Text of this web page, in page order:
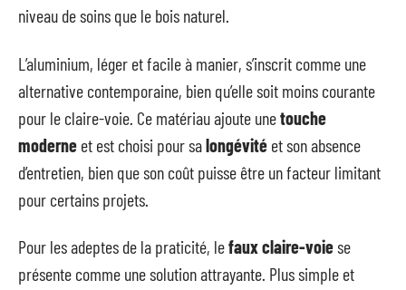
niveau de soins que le bois naturel.
L’aluminium, léger et facile à manier, s’inscrit comme une
alternative contemporaine, bien qu’elle soit moins courante
pour le claire-voie. Ce matériau ajoute unetouche
moderne et est choisi pour salongévité et son absence
d’entretien, bien que son coût puisse être un facteur limitant
pour certains projets.
Pour les adeptes de la praticité, lefaux claire-voiese
présente comme une solution attrayante. Plus simple et